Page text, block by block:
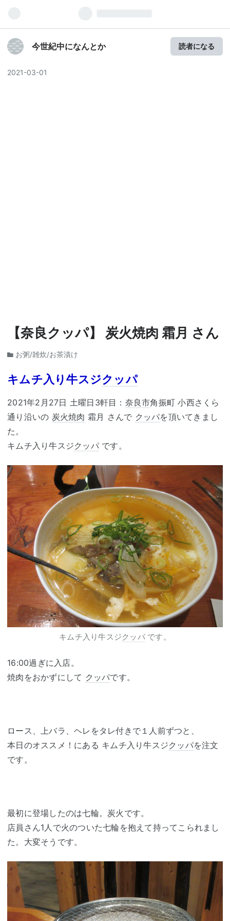
今世紀中になんとか 読者になる
2021-03-01
【奈良クッパ】 炭火焼肉 霜月 さん
お粥/雑炊/お茶漬け
キムチ入り牛スジクッパ
2021年2月27日 土曜日3軒目： 奈良市角振町 小西さくら
通り沿いの 炭火焼肉 霜月 さんで クッパを頂いてきまし
た。
キムチ入り牛スジクッパです。
キムチ入り牛スジクッパです。
16:00過ぎに入店。
焼肉をおかずにして クッパです。
ロース、上バラ、ヘレをタレ付きで１人前ずつと、
本日のオススメ！にある キムチ入り牛スジクッパを注文
です。
最初に登場したのは七輪。炭火です。
店員さん1人で火のついた七輪を抱えて持ってこられまし
た。大変そうです。